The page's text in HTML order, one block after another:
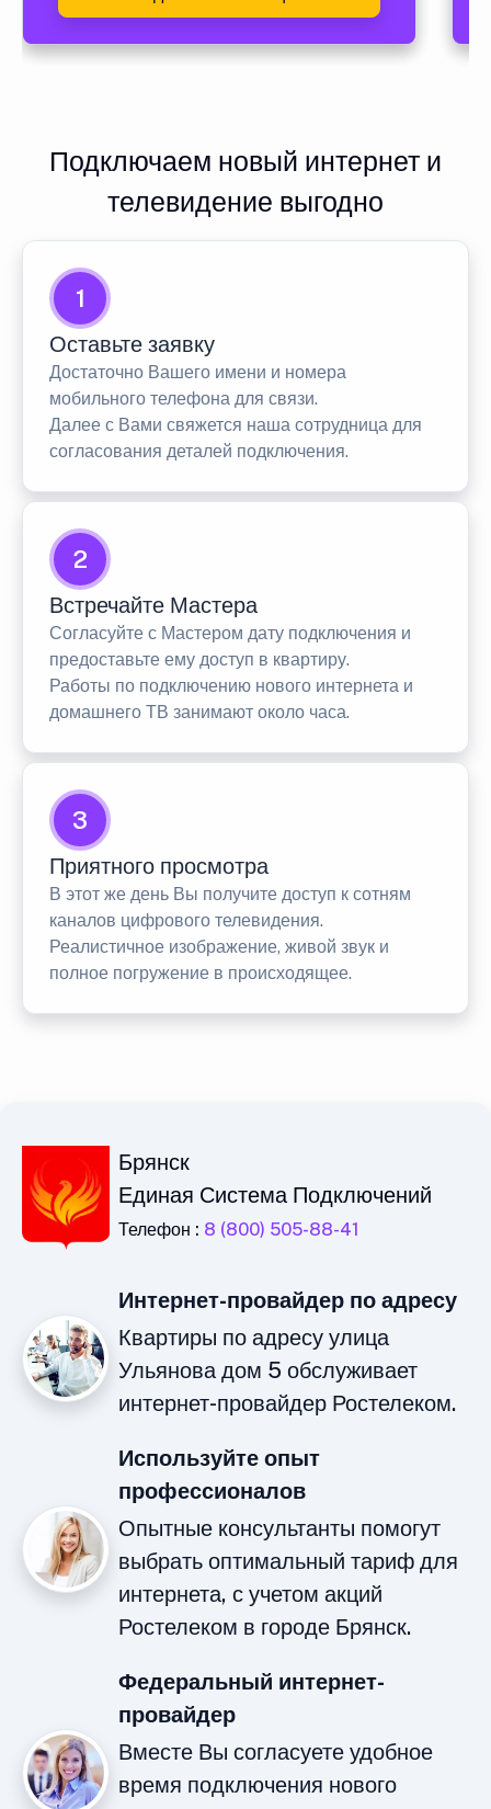
Подключаем новый интернет и
телевидение выгодно
1
Оставьте заявку
Достаточно Вашего имени и номера
мобильного телефона для связи.
Далее с Вами свяжется наша сотрудница для
согласования деталей подключения.
2
Встречайте Мастера
Согласуйте с Мастером дату подключения и
предоставьте ему доступ в квартиру.
Работы по подключению нового интернета и
домашнего ТВ занимают около часа.
3
Приятного просмотра
В этот же день Вы получите доступ к сотням
каналов цифрового телевидения.
Реалистичное изображение, живой звук и
полное погружение в происходящее.
Брянск
Единая Система Подключений
Телефон : 8 (800) 505-88-41
Интернет-провайдер по адресу
Квартиры по адресу улица
Ульянова дом 5 обслуживает
интернет-провайдер Ростелеком.
Используйте опыт
профессионалов
Опытные консультанты помогут
выбрать оптимальный тариф для
интернета, с учетом акций
Ростелеком в городе Брянск.
Федеральный интернет-
провайдер
Вместе Вы согласуете удобное
время подключения нового